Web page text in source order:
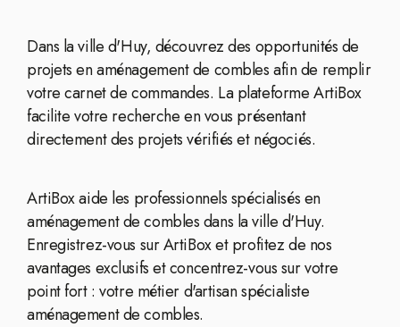
Dans la ville d'Huy, découvrez des opportunités de
projets en aménagement de combles afin de remplir
votre carnet de commandes. La plateforme ArtiBox
facilite votre recherche en vous présentant
directement des projets vérifiés et négociés.
ArtiBox aide les professionnels spécialisés en
aménagement de combles dans la ville d'Huy.
Enregistrez-vous sur ArtiBox et profitez de nos
avantages exclusifs et concentrez-vous sur votre
point fort : votre métier d'artisan spécialiste
aménagement de combles.